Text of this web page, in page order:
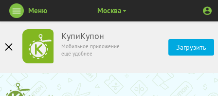
КупиКупон
Мобильное приложение
ещё удобнее
Загрузить
Меню Москва